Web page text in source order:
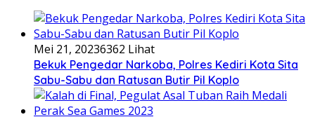
Mei 21, 20236362 Lihat
Bekuk Pengedar Narkoba, Polres Kediri Kota Sita
Sabu-Sabu dan Ratusan Butir Pil Koplo